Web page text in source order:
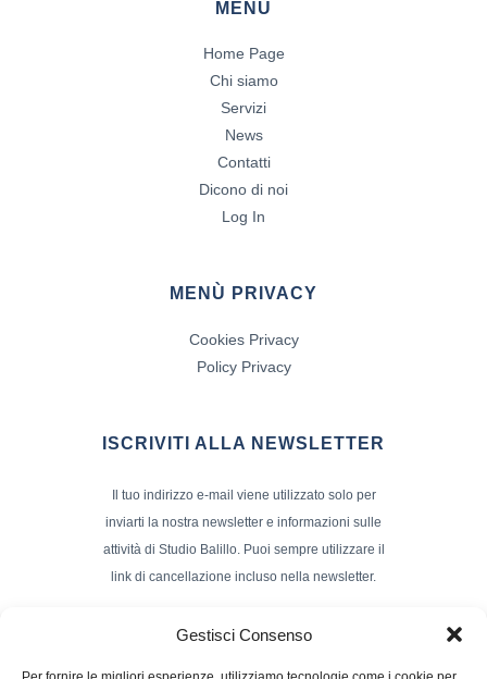
Gestisci Consenso
MENÙ
Home Page
Chi siamo
Servizi
News
Contatti
Dicono di noi
Log In
MENÙ PRIVACY
Cookies Privacy
Policy Privacy
ISCRIVITI ALLA NEWSLETTER
Il tuo indirizzo e-mail viene utilizzato solo per
inviarti la nostra newsletter e informazioni sulle
attività di Studio Balillo. Puoi sempre utilizzare il
link di cancellazione incluso nella newsletter.